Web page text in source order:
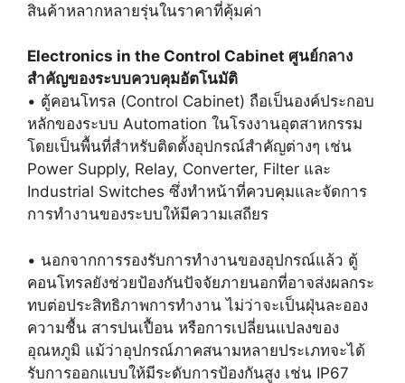
สินค้าหลากหลายรุ่นในราคาที่คุ้มค่า
Electronics in the Control Cabinet ศูนย์กลาง
สำคัญของระบบควบคุมอัตโนมัติ
• ตู้คอนโทรล (Control Cabinet) ถือเป็นองค์ประกอบ
หลักของระบบ Automation ในโรงงานอุตสาหกรรม
โดยเป็นพื้นที่สำหรับติดตั้งอุปกรณ์สำคัญต่างๆ เช่น
Power Supply, Relay, Converter, Filter และ
Industrial Switches ซึ่งทำหน้าที่ควบคุมและจัดการ
การทำงานของระบบให้มีความเสถียร
• นอกจากการรองรับการทำงานของอุปกรณ์แล้ว ตู้
คอนโทรลยังช่วยป้องกันปัจจัยภายนอกที่อาจส่งผลกระ
ทบต่อประสิทธิภาพการทำงาน ไม่ว่าจะเป็นฝุ่นละออง
ความชื้น สารปนเปื้อน หรือการเปลี่ยนแปลงของ
อุณหภูมิ แม้ว่าอุปกรณ์ภาคสนามหลายประเภทจะได้
รับการออกแบบให้มีระดับการป้องกันสูง เช่น IP67